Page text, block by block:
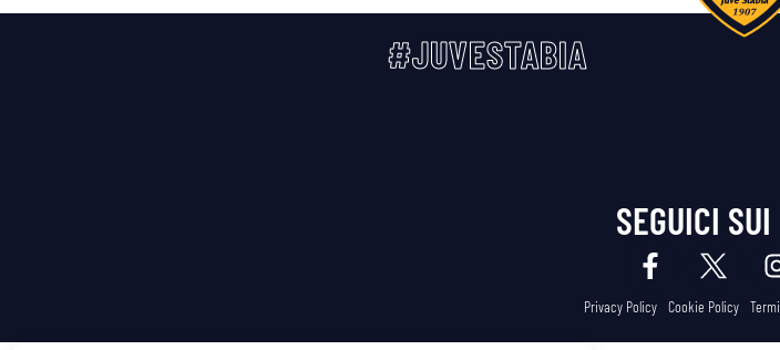
#JUVESTABIA
SEGUICI
Privacy Policy Cookie Policy